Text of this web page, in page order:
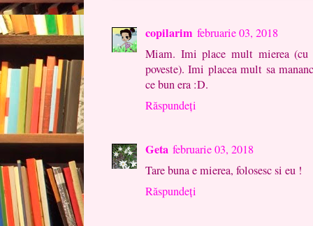
copilarim februarie 03, 2018
Miam. Imi place mult mierea
poveste). Imi placea mult sa
ce bun era :D.
Răspundeți
Geta februarie 03, 2018
Tare buna e mierea, folosesc si eu !
Răspundeți